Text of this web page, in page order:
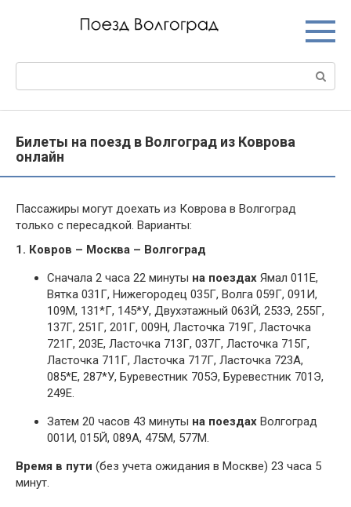
Билеты на поезд в Волгоград из Коврова
онлайн
Пассажиры могут доехать из Коврова в Волгоград
только с пересадкой. Варианты:
1. Ковров – Москва – Волгоград
Сначала 2 часа 22 минуты на поездах Ямал 011Е,
Вятка 031Г, Нижегородец 035Г, Волга 059Г, 091И,
109М, 131*Г, 145*У, Двухэтажный 063Й, 253Э, 255Г,
137Г, 251Г, 201Г, 009Н, Ласточка 719Г, Ласточка
721Г, 203Е, Ласточка 713Г, 037Г, Ласточка 715Г,
Ласточка 711Г, Ласточка 717Г, Ласточка 723А,
085*Е, 287*У, Буревестник 705Э, Буревестник 701Э,
249Е.
Затем 20 часов 43 минуты на поездах Волгоград
001И, 015Й, 089А, 475М, 577М.
Время в пути (без учета ожидания в Москве) 23 часа 5
минут.